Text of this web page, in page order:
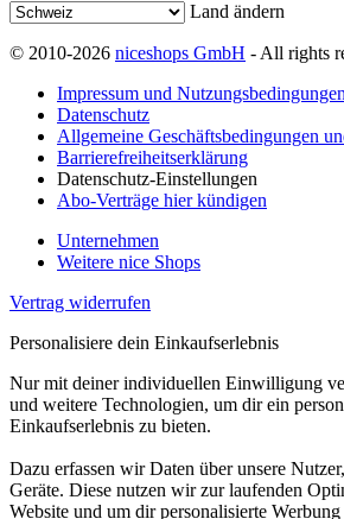
Land ändern
© 2010-2026 niceshops GmbH - All rights
Impressum und Nutzungsbedingungen
Datenschutz
Allgemeine Geschäftsbedingungen
Barrierefreiheitserklärung
Datenschutz-Einstellungen
Abo-Verträge hier kündigen
Unternehmen
Weitere nice Shops
Vertrag widerrufen
Personalisiere dein Einkaufserlebnis
Nur mit deiner individuellen Einwilligung
und weitere Technologien, um dir ein
Einkaufserlebnis zu bieten.
Dazu erfassen wir Daten über unsere
Geräte. Diese nutzen wir zur laufenden
Website und um dir personalisierte